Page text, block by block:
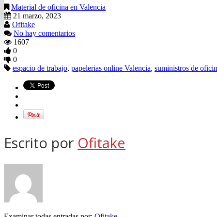
Material de oficina en Valencia
21 marzo, 2023
Ofitake
No hay comentarios
1607
0
0
espacio de trabajo, papelerias online Valencia, suministros de
Escrito por Ofitake